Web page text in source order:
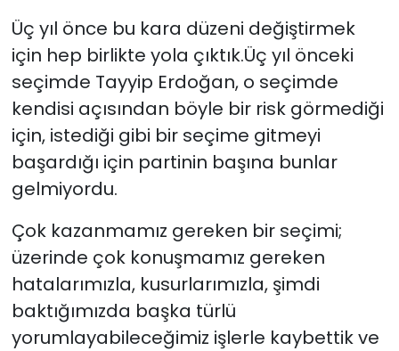
Üç yıl önce bu kara düzeni değiştirmek
için hep birlikte yola çıktık.Üç yıl önceki
seçimde Tayyip Erdoğan, o seçimde
kendisi açısından böyle bir risk görmediği
için, istediği gibi bir seçime gitmeyi
başardığı için partinin başına bunlar
gelmiyordu.
Çok kazanmamız gereken bir seçimi;
üzerinde çok konuşmamız gereken
hatalarımızla, kusurlarımızla, şimdi
baktığımızda başka türlü
yorumlayabileceğimiz işlerle kaybettik ve